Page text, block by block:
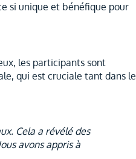
si unique et bénéfique pour
les participants sont
qui est cruciale tant dans le
Cela a révélé des
avons appris à